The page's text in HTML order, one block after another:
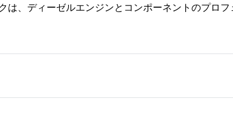
は、ディーゼルエンジンとコンポーネントのプロ